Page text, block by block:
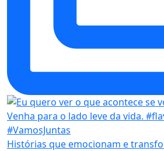
Histórias que emocionam e